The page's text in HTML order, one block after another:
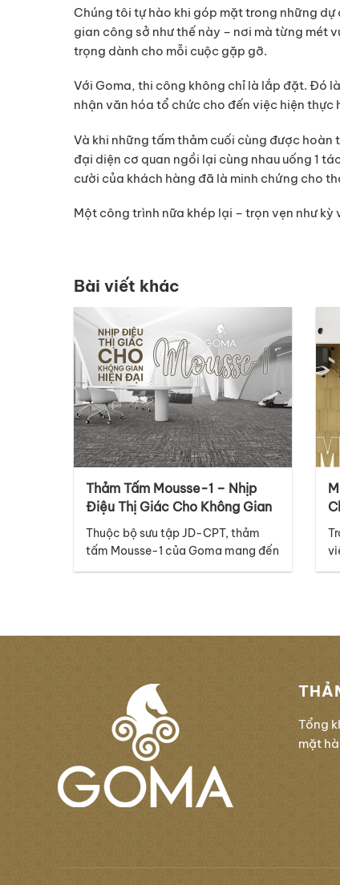
Chúng tôi tự hào khi góp mặt trong những
gian công sở như thế này – nơi mà từng mét
trọng dành cho mỗi cuộc gặp gỡ.
Với Goma, thi công không chỉ là lắp đặt. Đó
nhận văn hóa tổ chức cho đến việc hiện thực
Và khi những tấm thảm cuối cùng được
đại diện cơ quan ngồi lại cùng nhau uống 1
cười của khách hàng đã là minh chứng cho
Một công trình nữa khép lại – trọn vẹn như kỳ
Bài viết khác
Thảm Tấm Mousse-1 – Nhịp
Điệu Thị Giác Cho Không Gian
Hiện Đại, Sang Trọng Và
Chuyên Nghiệp
Thuộc bộ sưu tập JD-CPT, thảm
tấm Mousse-1 của Goma mang đến
một ngôn ngữ thiết kế đầy tinh tế,
thảm Mousse-1 nằm ở thiết kế
Tổng
mặt